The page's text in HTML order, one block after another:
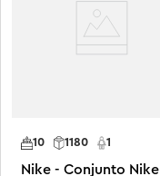
1
10 1180
Nike - Conjunto Nike